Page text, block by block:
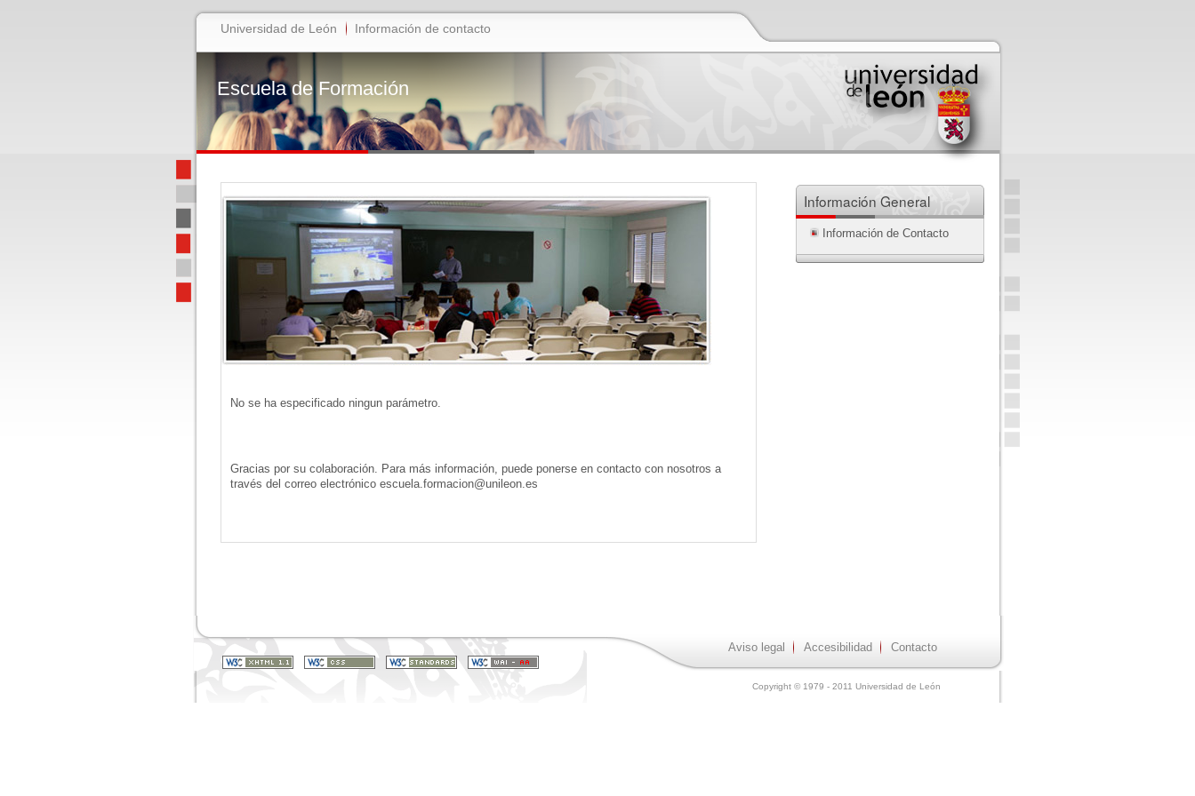
Universidad de León Información de contacto
Escuela de Formación
Información General
Información de Contacto
No se ha especificado ningun parámetro.
Gracias por su colaboración. Para más información, puede ponerse en contacto con nosotros a
través del correo electrónico escuela.formacion@unileon.es
Aviso legal Accesibilidad Contacto
Copyright © 1979 - 2011 Universidad de León